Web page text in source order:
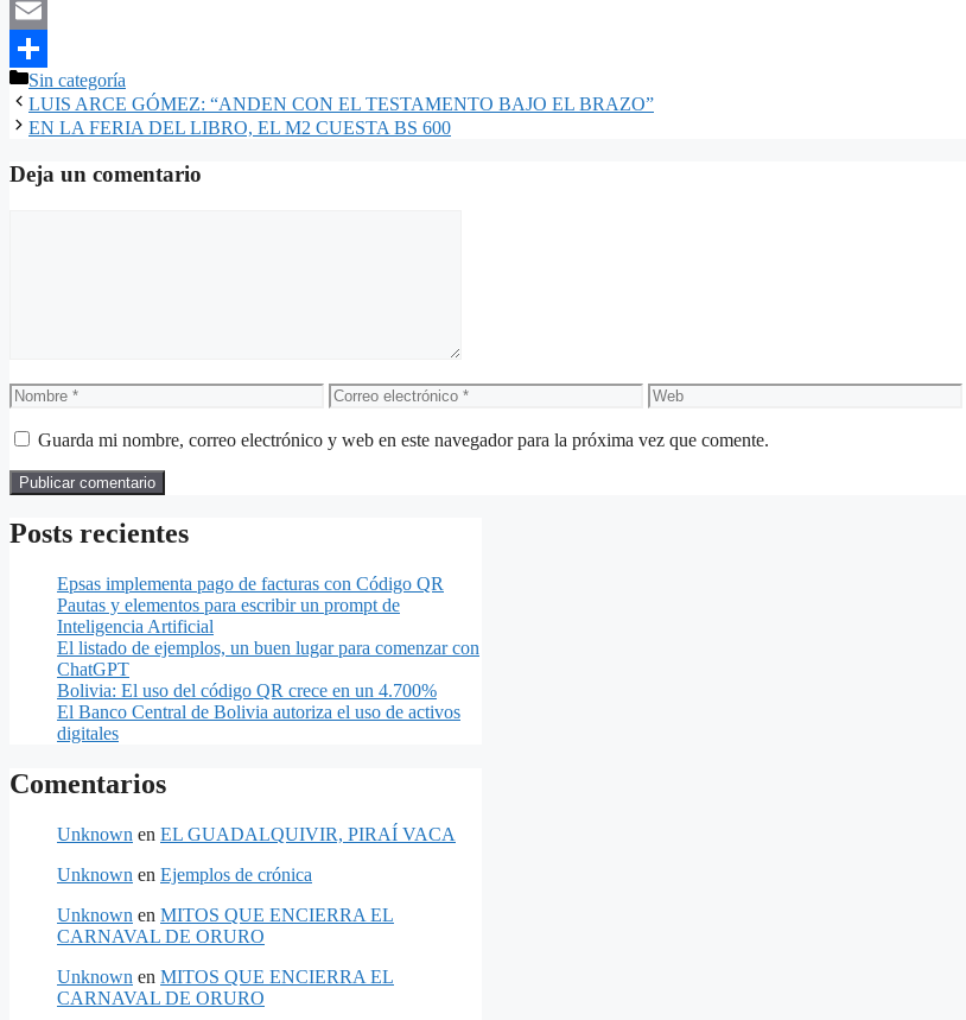
X
Email
Compartir
Categorías
Sin categoría
LUIS ARCE GÓMEZ: “ANDEN CON EL TESTAMENTO BAJO EL BRAZO”
EN LA FERIA DEL LIBRO, EL M2 CUESTA BS 600
Deja un comentario
Nombre
Correo
electrónico
Web
Guarda mi nombre, correo electrónico y web en este navegador para la próxima vez que comente.
Posts recientes
Epsas implementa pago de facturas con Código QR
Pautas y elementos para escribir un prompt de
Inteligencia Artificial
El listado de ejemplos, un buen lugar para comenzar con
ChatGPT
Bolivia: El uso del código QR crece en un 4.700%
El Banco Central de Bolivia autoriza el uso de activos
digitales
Comentarios
Unknown en EL GUADALQUIVIR, PIRAÍ VACA
Unknown en Ejemplos de crónica
Unknown en MITOS QUE ENCIERRA EL
CARNAVAL DE ORURO
Unknown en MITOS QUE ENCIERRA EL
CARNAVAL DE ORURO